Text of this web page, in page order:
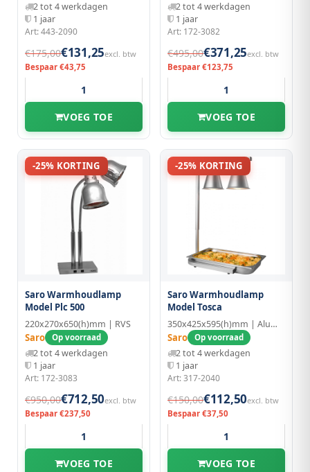
2 tot 4 werkdagen
1 jaar
Art: 443-2090
€175,00€131,25excl. btw
Bespaar €43,75
VOEG TOE
2 tot 4 werkdagen
1 jaar
Art: 172-3082
€495,00€371,25excl. btw
Bespaar €123,75
VOEG TOE
-25% KORTING
Saro Warmhoudlamp
Model Plc 500
220x270x650(h)mm | RVS
Saro Op voorraad
2 tot 4 werkdagen
1 jaar
Art: 172-3083
€950,00€712,50excl. btw
Bespaar €237,50
VOEG TOE
-25% KORTING
Saro Warmhoudlamp
Model Tosca
350x425x595(h)mm | Aluminium | GN 1/1
Saro Op voorraad
2 tot 4 werkdagen
1 jaar
Art: 317-2040
€150,00€112,50excl. btw
Bespaar €37,50
VOEG TOE